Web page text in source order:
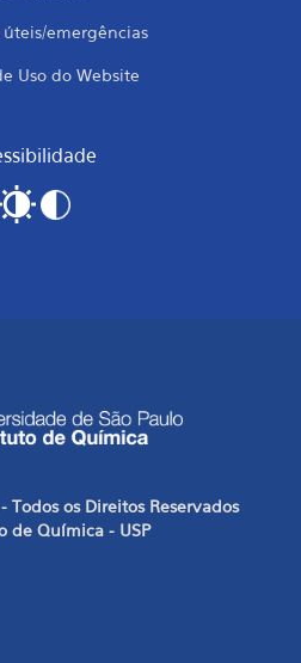
emergências
Uso do Website
os Direitos Reservados
Química - USP